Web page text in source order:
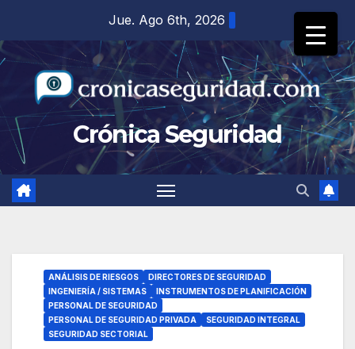
contenido
Jue. Ago 6th, 2026
Crónica Seguridad
ANÁLISIS DE RIESGOS
DIRECTORES DE SEGURIDAD
INGENIERÍA / SISTEMAS
INSTRUMENTOS DE PLANIFICACIÓN
PERSONAL DE SEGURIDAD
PERSONAL DE SEGURIDAD PRIVADA
SEGURIDAD INTEGRAL
SEGURIDAD SECTORIAL